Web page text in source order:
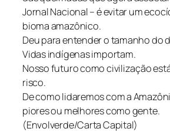
Jornal Nacional – é evitar um
bioma amazônico.
Deu para entender o tamanho do
Vidas indígenas importam.
Nosso futuro como civilização
risco.
De como lidaremos com a
piores ou melhores como gente.
(Envolverde/Carta Capital)